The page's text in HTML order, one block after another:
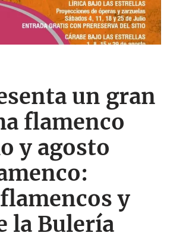
un gran
flamenco
y agosto
y
la Bulería